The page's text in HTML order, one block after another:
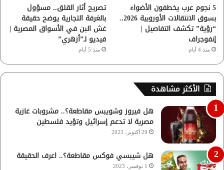
5 نجوم عرب يخطفون الأضواء
بسوق الانتقالات الأوروبية 2026..
“رؤية” تكشف التفاصيل |
إنفوجراف
منذ 4 أيام
تصريح أثار القلق.. مسؤول
بالغرفة التجارية يوضح حقيقة
غش البن في الأسواق المصرية |
فيديو لـ”أزهري”
منذ 5 أيام
الأكثر مشاهدة
هل فيروز وشويبس مقاطعة؟.. مشروبات غازية
مصرية لا تدعم إسرائيل وتؤيد فلسطين
29 أكتوبر، 2023
هل شيبسي فوكس مقاطعة؟.. اعرف الحقيقة
1 نوفمبر، 2023